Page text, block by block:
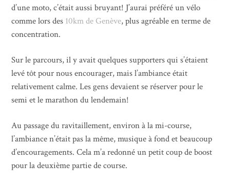
d’une moto, c’était aussi bruyant! J’aurai préféré un vélo
comme lors des 10km de Genève, plus agréable en terme de
concentration.
Sur le parcours, il y avait quelques supporters qui s’étaient
levé tôt pour nous encourager, mais l’ambiance était
relativement calme. Les gens devaient se réserver pour le
semi et le marathon du lendemain!
Au passage du ravitaillement, environ à la mi-course,
l’ambiance n’était pas la même, musique à fond et beaucoup
d’encouragements. Cela m’a redonné un petit coup de boost
pour la deuxième partie de course.